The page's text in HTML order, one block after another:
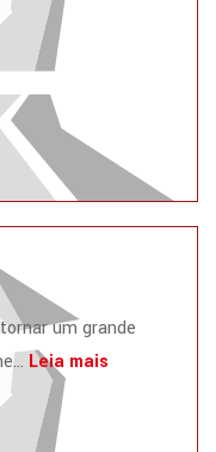
um grande
Leia mais